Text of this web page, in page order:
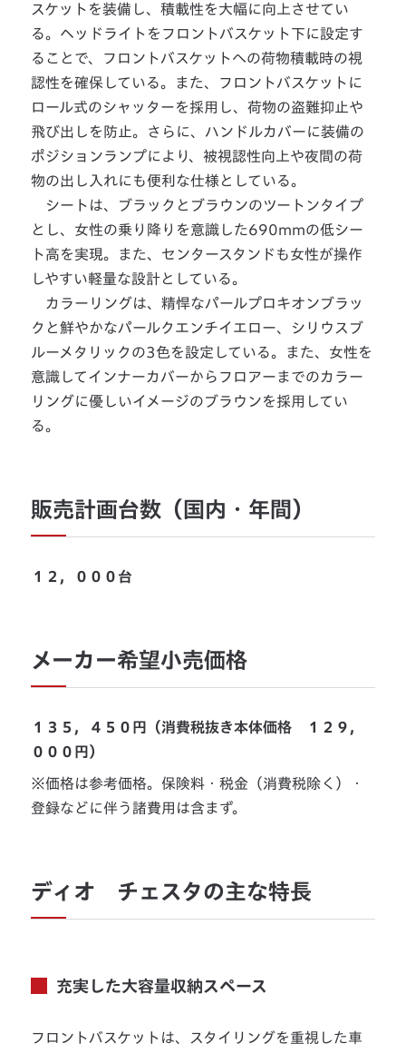
スケットを装備し、積載性を大幅に向上させてい
る。ヘッドライトをフロントバスケット下に設定す
ることで、フロントバスケットへの荷物積載時の視
認性を確保している。また、フロントバスケットに
ロール式のシャッターを採用し、荷物の盗難抑止や
飛び出しを防止。さらに、ハンドルカバーに装備の
ポジションランプにより、被視認性向上や夜間の荷
物の出し入れにも便利な仕様としている。
シートは、ブラックとブラウンのツートンタイプ
とし、女性の乗り降りを意識した690mmの低シー
ト高を実現。また、センタースタンドも女性が操作
しやすい軽量な設計としている。
カラーリングは、精悍なパールプロキオンブラッ
クと鮮やかなパールクエンチイエロー、シリウスブ
ルーメタリックの3色を設定している。また、女性を
意識してインナーカバーからフロアーまでのカラー
リングに優しいイメージのブラウンを採用してい
る。
販売計画台数（国内・年間）
１２，０００台
メーカー希望小売価格
１３５，４５０円（消費税抜き本体価格 １２９，
０００円）
※価格は参考価格。保険料・税金（消費税除く）・
登録などに伴う諸費用は含まず。
ディオ チェスタの主な特長
充実した大容量収納スペース
フロントバスケットは、スタイリングを重視した車